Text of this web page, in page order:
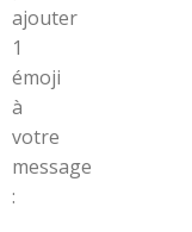
ajouter
1
émoji
à
votre
message
: